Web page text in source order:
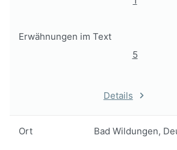
Erwähnungen im Text
5
Details
Ort Bad Wildungen,